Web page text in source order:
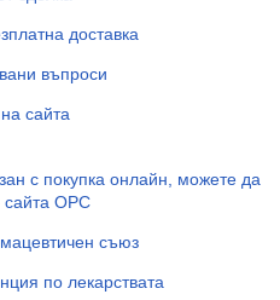
доставка
въпроси
сайта
с покупка онлайн, можете да
сайта ОРС
съюз
по лекарствата